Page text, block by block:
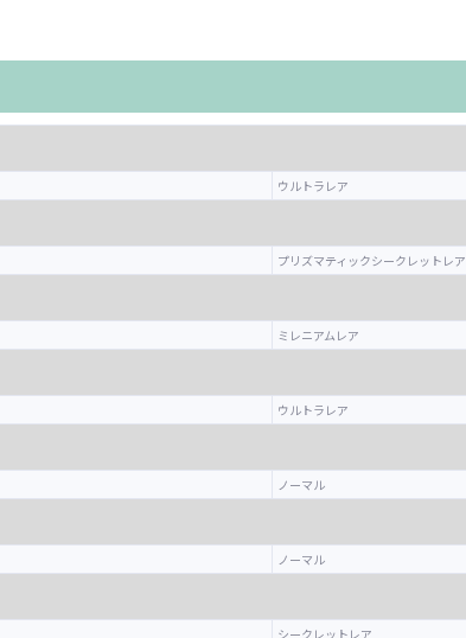
ウルトラレア
プリズマティックシークレットレア
ミレニアムレア
ウルトラレア
ノーマル
ノーマル
シークレットレア